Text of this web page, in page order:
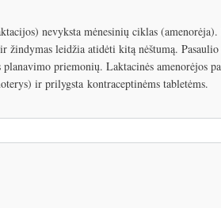
nevyksta mėnesinių ciklas
leidžia atidėti kitą nėštumą.
priemonių. Laktacinės amenorėjos
ir prilygsta kontraceptinėms tabletėms.